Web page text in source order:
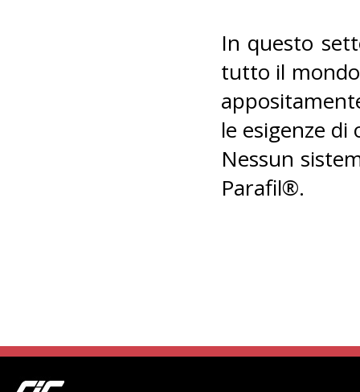
In questo
tutto il
le esigenze di
Nessun
Parafil®.